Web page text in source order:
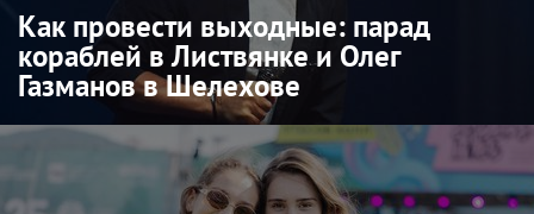
Как провести выходные: парад
кораблей в Листвянке и Олег
Газманов в Шелехове